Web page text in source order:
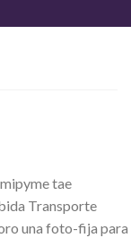
tae
Transporte
una foto-fija para